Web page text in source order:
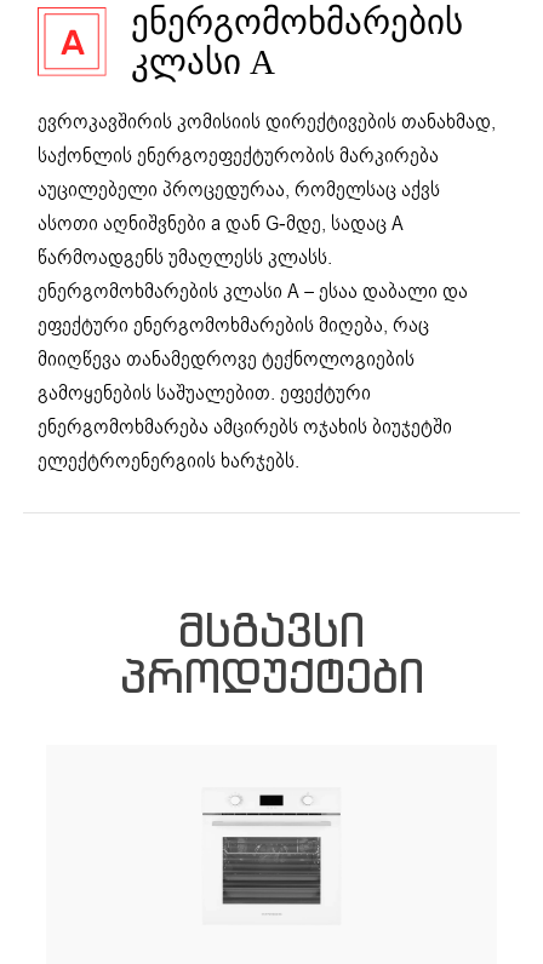
ᲔᲜᲔᲠᲒᲝᲛᲝᲮᲛᲐᲠᲔᲑᲘᲡ
ᲙᲚᲐᲡᲘ A
ევროკავშირის კომისიის დირექტივების თანახმად,
საქონლის ენერგოეფექტურობის მარკირება
აუცილებელი პროცედურაა, რომელსაც აქვს
ასოთი აღნიშვნები a დან G-მდე, სადაც A
წარმოადგენს უმაღლესს კლასს.
ენერგომოხმარების კლასი A – ესაა დაბალი და
ეფექტური ენერგომოხმარების მიღება, რაც
მიიღწევა თანამედროვე ტექნოლოგიების
გამოყენების საშუალებით. ეფექტური
ენერგომოხმარება ამცირებს ოჯახის ბიუჯეტში
ელექტროენერგიის ხარჯებს.
ᲛᲡᲒᲐᲕᲡᲘ
ᲞᲠᲝᲓᲣᲥᲢᲔᲑᲘ